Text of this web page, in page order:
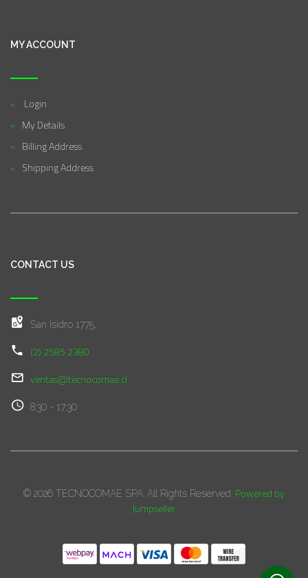
MY ACCOUNT
Login
My Details
Billing Address
Shipping Address
CONTACT US
San Isidro 1775,
(2) 2585 2380
ventas@tecnocomae.cl
8:30 - 17:30
© 2026 TECNOCOMAE SPA. All Rights Reserved. Powered by
Jumpseller.